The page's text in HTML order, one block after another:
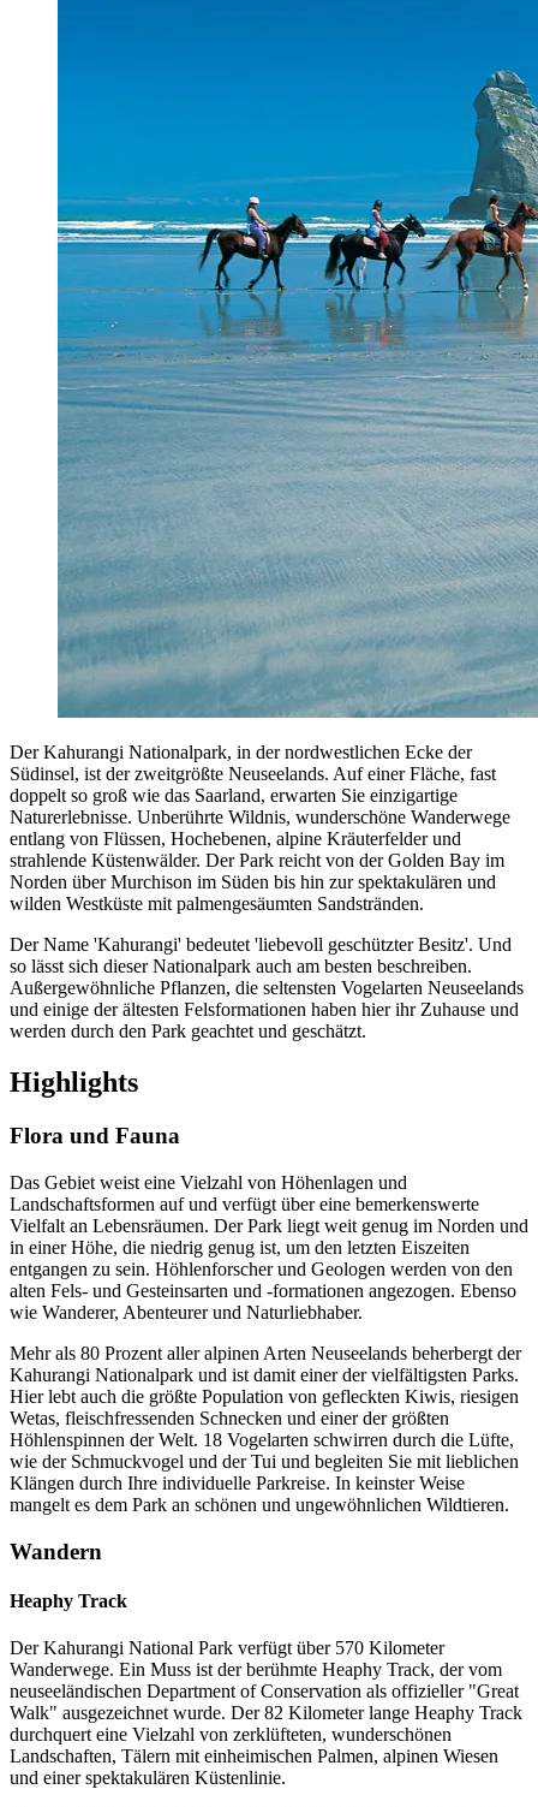
Der Kahurangi Nationalpark, in der nordwestlichen Ecke der
Südinsel, ist der zweitgrößte Neuseelands. Auf einer Fläche, fast
doppelt so groß wie das Saarland, erwarten Sie einzigartige
Naturerlebnisse. Unberührte Wildnis, wunderschöne Wanderwege
entlang von Flüssen, Hochebenen, alpine Kräuterfelder und
strahlende Küstenwälder. Der Park reicht von der Golden Bay im
Norden über Murchison im Süden bis hin zur spektakulären und
wilden Westküste mit palmengesäumten Sandstränden.
Der Name 'Kahurangi' bedeutet 'liebevoll geschützter Besitz'. Und
so lässt sich dieser Nationalpark auch am besten beschreiben.
Außergewöhnliche Pflanzen, die seltensten Vogelarten Neuseelands
und einige der ältesten Felsformationen haben hier ihr Zuhause und
werden durch den Park geachtet und geschätzt.
Highlights
Flora und Fauna
Das Gebiet weist eine Vielzahl von Höhenlagen und
Landschaftsformen auf und verfügt über eine bemerkenswerte
Vielfalt an Lebensräumen. Der Park liegt weit genug im Norden und
in einer Höhe, die niedrig genug ist, um den letzten Eiszeiten
entgangen zu sein. Höhlenforscher und Geologen werden von den
alten Fels- und Gesteinsarten und -formationen angezogen. Ebenso
wie Wanderer, Abenteurer und Naturliebhaber.
Mehr als 80 Prozent aller alpinen Arten Neuseelands beherbergt der
Kahurangi Nationalpark und ist damit einer der vielfältigsten Parks.
Hier lebt auch die größte Population von gefleckten Kiwis, riesigen
Wetas, fleischfressenden Schnecken und einer der größten
Höhlenspinnen der Welt. 18 Vogelarten schwirren durch die Lüfte,
wie der Schmuckvogel und der Tui und begleiten Sie mit lieblichen
Klängen durch Ihre individuelle Parkreise. In keinster Weise
mangelt es dem Park an schönen und ungewöhnlichen Wildtieren.
Wandern
Heaphy Track
Der Kahurangi National Park verfügt über 570 Kilometer
Wanderwege. Ein Muss ist der berühmte Heaphy Track, der vom
neuseeländischen Department of Conservation als offizieller "Great
Walk" ausgezeichnet wurde. Der 82 Kilometer lange Heaphy Track
durchquert eine Vielzahl von zerklüfteten, wunderschönen
Landschaften, Tälern mit einheimischen Palmen, alpinen Wiesen
und einer spektakulären Küstenlinie.